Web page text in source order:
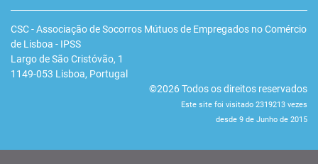
CSC - Associação de Socorros Mútuos de Empregados no Comércio
de Lisboa - IPSS
Largo de São Cristóvão, 1
1149-053 Lisboa, Portugal
©2026 Todos os direitos reservados
Este site foi visitado 2319213 vezes
desde 9 de Junho de 2015